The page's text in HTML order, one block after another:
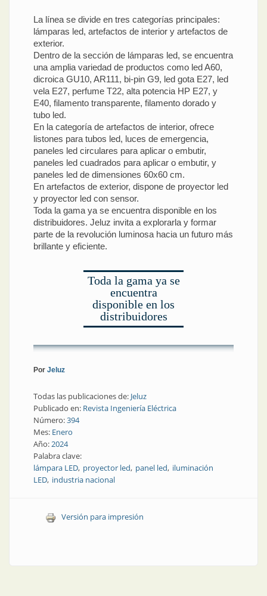
La línea se divide en tres categorías principales:
lámparas led, artefactos de interior y artefactos de
exterior.
Dentro de la sección de lámparas led, se encuentra
una amplia variedad de productos como led A60,
dicroica GU10, AR111, bi-pin G9, led gota E27, led
vela E27, perfume T22, alta potencia HP E27, y
E40, filamento transparente, filamento dorado y
tubo led.
En la categoría de artefactos de interior, ofrece
listones para tubos led, luces de emergencia,
paneles led circulares para aplicar o embutir,
paneles led cuadrados para aplicar o embutir, y
paneles led de dimensiones 60x60 cm.
En artefactos de exterior, dispone de proyector led
y proyector led con sensor.
Toda la gama ya se encuentra disponible en los
distribuidores. Jeluz invita a explorarla y formar
parte de la revolución luminosa hacia un futuro más
brillante y eficiente.
Toda la gama ya se
encuentra
disponible en los
distribuidores
Por Jeluz
Todas las publicaciones de: Jeluz
Publicado en: Revista Ingeniería Eléctrica
Número:394
Mes: Enero
Año:2024
Palabra clave:
lámpara LED proyector led panel led iluminación
LED industria nacional
Versión para impresión